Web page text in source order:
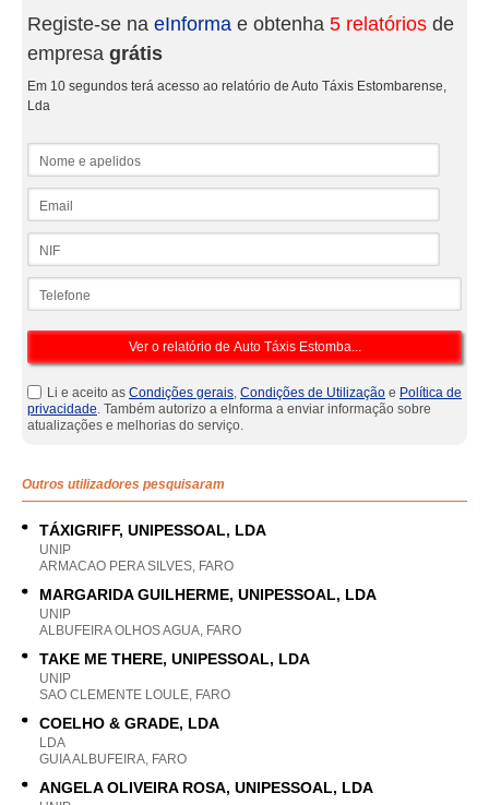
Registe-se na eInforma e obtenha 5 relatórios de
empresa grátis
Em 10 segundos terá acesso ao relatório de Auto Táxis Estombarense,
Lda
Li e aceito as Condições gerais, Condições de Utilização e Política de
privacidade. Também autorizo a eInforma a enviar informação sobre
atualizações e melhorias do serviço.
Outros utilizadores pesquisaram
TÁXIGRIFF, UNIPESSOAL, LDA
UNIP
ARMACAO PERA SILVES, FARO
MARGARIDA GUILHERME, UNIPESSOAL, LDA
UNIP
ALBUFEIRA OLHOS AGUA, FARO
TAKE ME THERE, UNIPESSOAL, LDA
UNIP
SAO CLEMENTE LOULE, FARO
COELHO & GRADE, LDA
LDA
GUIA ALBUFEIRA, FARO
ANGELA OLIVEIRA ROSA, UNIPESSOAL, LDA